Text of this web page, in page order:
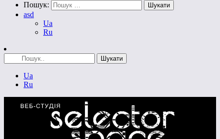
Пошук:
asd
Ua
Ru
Ua
Ru